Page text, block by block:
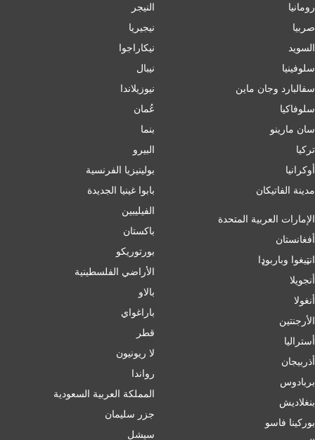
رومانيا
صربيا
السويد
سلوفينيا
سفالبارد وجان ماين
سلوفاكيا
سان مارينو
تركيا
أوكرانيا
مدينة الفاتيكان
الإمارات العربية المتحدة
أفغانستان
انټیغوا وباربوډا
أنجويلا
أنغولا
الأرجنتين
أسترالیا
أذربيجان
بربادوس
بنغلاديش
بورکینا فاسو
النيجر
نيجيريا
نيكاراجوا
نيبال
نيوزيلاندا
عُمان
بنما
البيرو
بولينيزيا الفرنسية
بابوا غينيا الجديدة
الفيليبين
باكستان
بورتوريكو
الأراضي الفلسطينية
بالاو
باراغواي
قطر
لا ريونيون
رواندا
المملكة العربية السعودية
جزر سليمان
سيشل